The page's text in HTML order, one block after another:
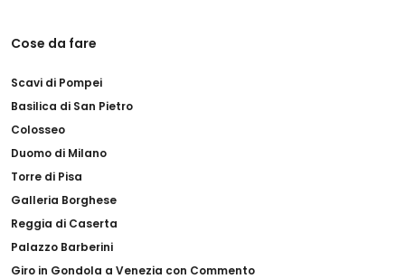
Cose da fare
Scavi di Pompei
Basilica di San Pietro
Colosseo
Duomo di Milano
Torre di Pisa
Galleria Borghese
Reggia di Caserta
Palazzo Barberini
Giro in Gondola a Venezia con Commento